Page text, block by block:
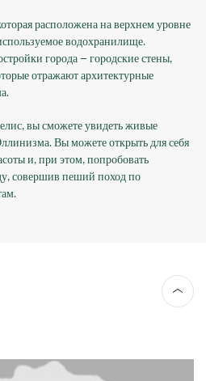
расположена на верхнем уровне
водохранилище.
города – городские стены,
отражают архитектурные
вы сможете увидеть живые
Вы можете открыть для себя
и, при этом, попробовать
совершив пеший поход по